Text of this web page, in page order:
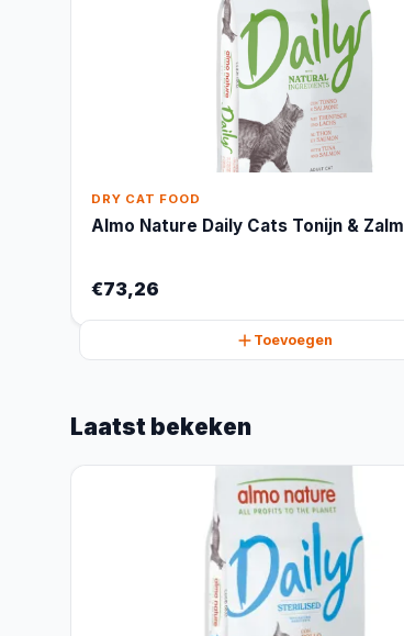
DRY CAT FOOD
Almo Nature Daily Cats Tonijn & Zalm
€73,26
Toevoegen
Laatst bekeken